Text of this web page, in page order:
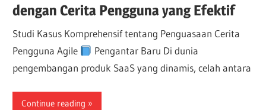
dengan Cerita Pengguna yang Efektif
Studi Kasus Komprehensif tentang Penguasaan Cerita
Pengguna Agile
Pengantar Baru Di dunia
pengembangan produk SaaS yang dinamis, celah antara
Continue reading